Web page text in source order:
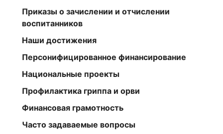
Приказы о зачислении и отчислении
воспитанников
Наши достижения
Персонифицированное финансирование
Национальные проекты
Профилактика гриппа и орви
Финансовая грамотность
Часто задаваемые вопросы